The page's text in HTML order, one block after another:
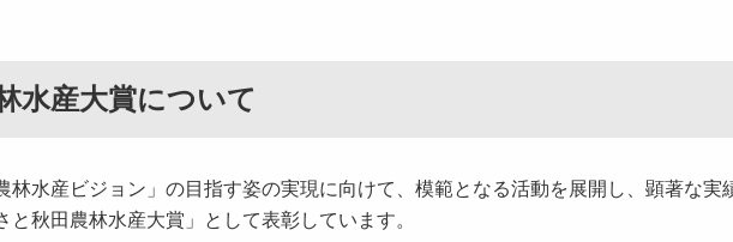
水産大賞について
水産ビジョン」の目指す姿の実現に向けて、模範となる活動を展開し、顕著な実
秋田農林水産大賞」として表彰しています。